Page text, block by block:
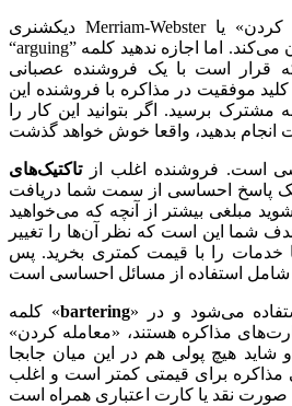
دیکشنری Merriam-Webster معنی این کلمه را «بحث کردن» یا
“arguing” عنوان می‌کند. اما اجازه ندهید کلمه “arguing” این حس را
قرار است با یک فروشنده عصبانی
موفقیت در مذاکره با فروشنده این
مشترک برسید. اگر بتوانید این کار را
است. فروشنده اغلب ازتاکتیک‌های
یک پاسخ احساسی از سمت شما دریافت
مبلغی بیشتر از آنچه که می‌خواهید
شما این است که نظر آن‌ها را تغییر
یا خدمات را با قیمت کمتری بخرید. پس
کلمه «bartering» اغلب به جای چانه‌زنی استفاده می‌شود و در
مذاکره هستند، «معامله کردن»
شاید هیچ پولی هم در این میان جابجا
مذاکره برای قیمتی کمتر است و اغلب